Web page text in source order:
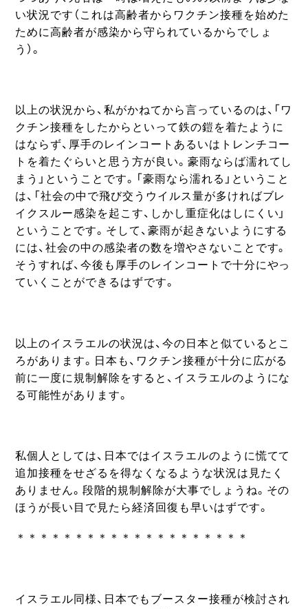
い状況です（これは高齢者からワクチン接種を始めた
ために高齢者が感染から守られているからでしょ
う）。
以上の状況から、私がかねてから言っているのは、「ワ
クチン接種をしたからといって鉄の鎧を着たように
はならず、厚手のレインコートあるいはトレンチコー
トを着たぐらいと思う方が良い。豪雨ならば濡れてし
まう」ということです。「豪雨なら濡れる」ということ
は、「社会の中で飛び交うウイルス量が多ければブレ
イクスルー感染を起こす、しかし重症化はしにくい」
ということです。そして、豪雨が起きないようにする
には、社会の中の感染者の数を増やさないことです。
そうすれば、今後も厚手のレインコートで十分にやっ
ていくことができるはずです。
以上のイスラエルの状況は、今の日本と似ているとこ
ろがあります。日本も、ワクチン接種が十分に広がる
前に一度に規制解除をすると、イスラエルのようにな
る可能性があります。
私個人としては、日本ではイスラエルのように慌てて
追加接種をせざるを得なくなるような状況は見たく
ありません。段階的規制解除が大事でしょうね。その
ほうが長い目で見たら経済回復も早いはずです。
＊＊＊＊＊＊＊＊＊＊＊＊＊＊＊＊＊＊＊＊
イスラエル同様、日本でもブースター接種が検討され